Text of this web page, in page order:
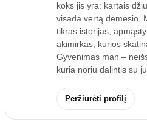
koks jis yra: kartais
visada vertą dėmesio.
tikras istorijas,
akimirkas, kurios
Gyvenimas man –
kuria noriu dalintis su
Peržiūrėti profilį